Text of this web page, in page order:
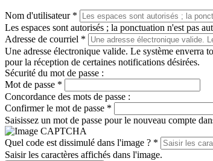
Nom d'utilisateur *
Les espaces sont autorisés ; la ponctuation n'est pas
Adresse de courriel *
Une adresse électronique valide. Le système enverra
pour la réception de certaines notifications désirées.
Sécurité du mot de passe :
Mot de passe *
Concordance des mots de passe :
Confirmer le mot de passe *
Saisissez un mot de passe pour le nouveau compte
Quel code est dissimulé dans l'image ? *
Saisir les caractères affichés dans l'image.